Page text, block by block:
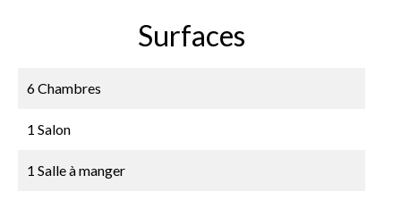
Surfaces
6 Chambres
1 Salon
1 Salle à manger